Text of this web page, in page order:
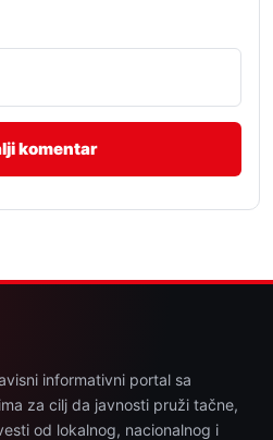
informativni portal sa
za cilj da javnosti pruži tačne,
od lokalnog, nacionalnog i